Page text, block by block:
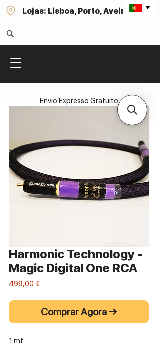
Lojas: Lisboa, Porto, Aveiro
Harmonic Technology -
Magic Digital One RCA
499,00 €
Comprar Agora →
1 mt
Envio Expresso Gratuito